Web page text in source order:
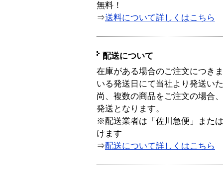
無料！
⇒送料について詳しくはこちら
配送について
在庫がある場合のご注文につき
いる発送日にて当社より発送い
尚、複数の商品をご注文の場合
発送となります。
※配送業者は「佐川急便」また
けます
⇒配送について詳しくはこちら